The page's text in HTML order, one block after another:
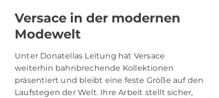
Versace in der modernen
Modewelt
Unter Donatellas Leitung hat Versace
weiterhin bahnbrechende Kollektionen
präsentiert und bleibt eine feste Größe auf den
Laufstegen der Welt. Ihre Arbeit stellt sicher,